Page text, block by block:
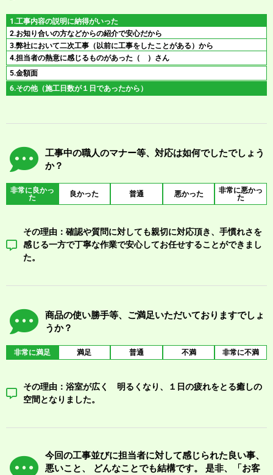
1.工事内容の説明に納得がいった
2.お知り合いの方などからの紹介で安心だから
3.弊社において二次工事（以前に工事をしたことがある）から
4.担当者の熱意に感じるものがあった（ ）さん
5.金額面
6.その他（施工日数が１日であったから）
工事中の職人のマナー等、対応は如何でしたでしょう
か？
非常に良かっ
た
良かった 普通 悪かった
非常に悪かっ
た
その理由：確認や質問に対しても親切に対応頂き、手慣れさを
感じる一方で丁寧な作業で安心してお任せすることができまし
た。
商品の使い勝手等、ご満足いただいておりますでしょ
うか？
非常に満足 満足 普通 不満 非常に不満
その理由：浴室が広く 明るくなり、１日の疲れをとる癒しの
空間となりました。
今回の工事並びに担当者に対して感じられた良い事、
悪いこと、 どんなことでも結構です。 是非、「お客